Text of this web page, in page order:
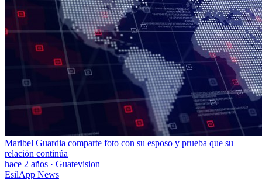
Maribel Guardia comparte foto con su esposo y prueba que su
relación continúa
hace 2 años · Guatevision
EsilApp News